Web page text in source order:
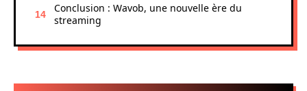
Conclusion : Wavob, une nouvelle ère du
streaming